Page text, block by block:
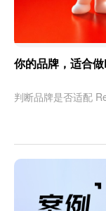
你的品牌，适合